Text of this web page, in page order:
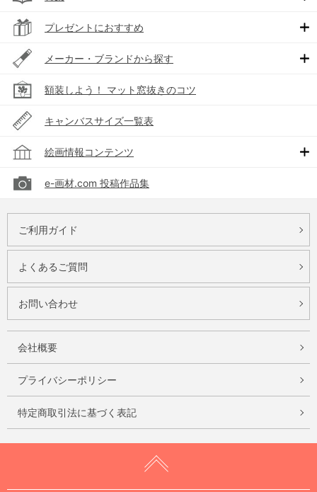
プレゼントにおすすめ
メーカー・ブランドから探す
額装しよう！ マット窓抜きのコツ
キャンバスサイズ一覧表
絵画情報コンテンツ
e-画材.com 投稿作品集
ご利用ガイド
よくあるご質問
お問い合わせ
会社概要
プライバシーポリシー
特定商取引法に基づく表記